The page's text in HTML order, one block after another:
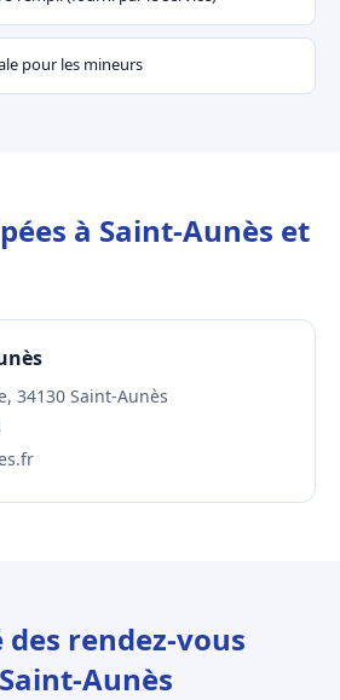
pour les mineurs
à Saint-Aunès et
34130 Saint-Aunès
rendez-vous
Aunès